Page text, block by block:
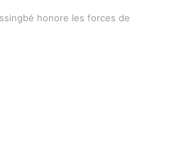
honore les forces de